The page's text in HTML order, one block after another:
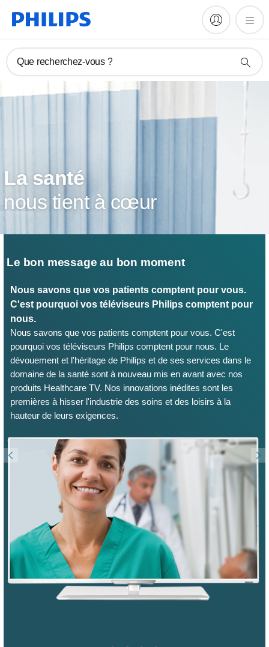
Que recherchez-vous ?
La santé
nous tient à cœur
Le bon message au bon moment
Nous savons que vos patients comptent pour vous.
C'est pourquoi vos téléviseurs Philips comptent pour
nous.
Nous savons que vos patients comptent pour vous. C'est
pourquoi vos téléviseurs Philips comptent pour nous. Le
dévouement et l'héritage de Philips et de ses services dans le
domaine de la santé sont à nouveau mis en avant avec nos
produits Healthcare TV. Nos innovations inédites sont les
premières à hisser l'industrie des soins et des loisirs à la
hauteur de leurs exigences.